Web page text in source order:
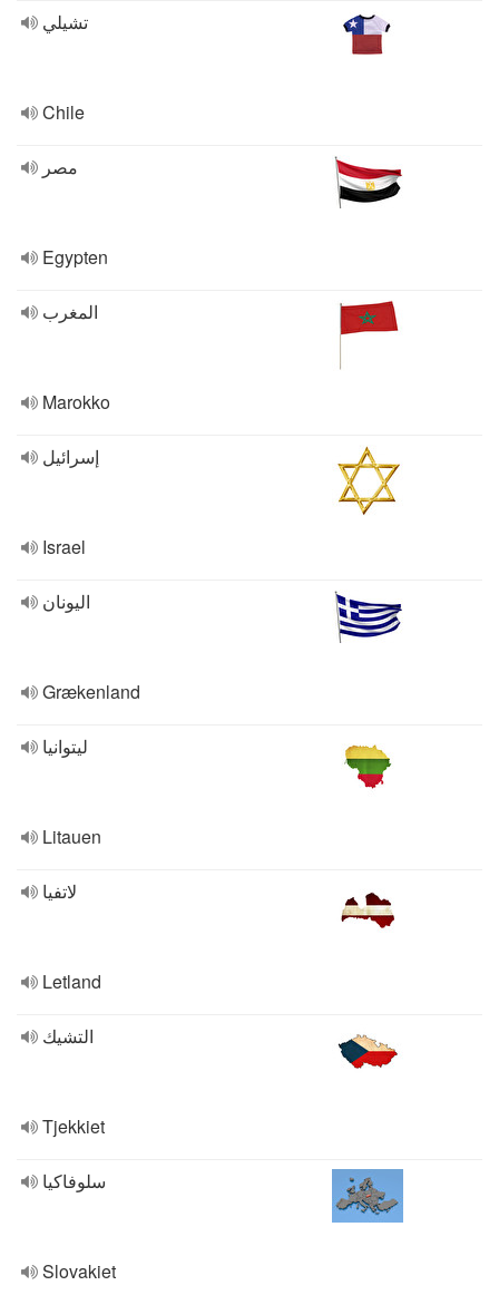
تشيلي
Chile
مصر
Egypten
المغرب
Marokko
إسرائيل
Israel
اليونان
Grækenland
ليتوانيا
Litauen
لاتفيا
Letland
التشيك
Tjekkiet
سلوفاكيا
Slovakiet